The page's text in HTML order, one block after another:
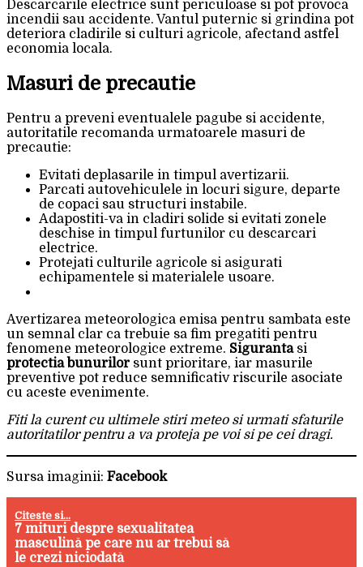
Descarcarile electrice sunt periculoase si pot provoca
incendii sau accidente. Vantul puternic si grindina pot
deteriora cladirile si culturi agricole, afectand astfel
economia locala.
Masuri de precautie
Pentru a preveni eventualele pagube si accidente,
autoritatile recomanda urmatoarele masuri de
precautie:
Evitati deplasarile in timpul avertizarii.
Parcati autovehiculele in locuri sigure, departe
de copaci sau structuri instabile.
Adapostiti-va in cladiri solide si evitati zonele
deschise in timpul furtunilor cu descarcari
electrice.
Protejati culturile agricole si asigurati
echipamentele si materialele usoare.
Avertizarea meteorologica emisa pentru sambata este
un semnal clar ca trebuie sa fim pregatiti pentru
fenomene meteorologice extreme. Sigurantasi
protectia bunurilor sunt prioritare, iar masurile
preventive pot reduce semnificativ riscurile asociate
cu aceste evenimente.
Fiti la curent cu ultimele stiri meteo si urmati sfaturile
autoritatilor pentru a va proteja pe voi si pe cei dragi.
Sursa imaginii: Facebook
Citeste si...
7 mituri despre sexualitatea
masculină pe care nu ar trebui să
le crezi niciodată